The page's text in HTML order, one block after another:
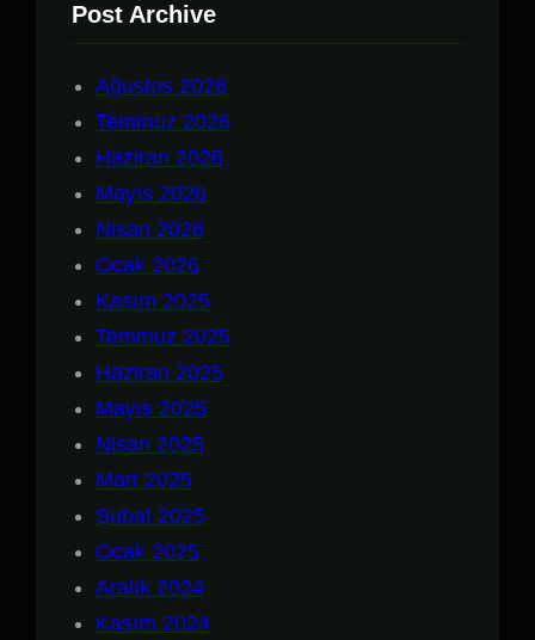
Post Archive
Ağustos 2026
Temmuz 2026
Haziran 2026
Mayıs 2026
Nisan 2026
Ocak 2026
Kasım 2025
Temmuz 2025
Haziran 2025
Mayıs 2025
Nisan 2025
Mart 2025
Şubat 2025
Ocak 2025
Aralık 2024
Kasım 2024